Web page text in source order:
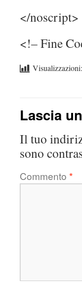
</noscript>
<!– Fine
Visualizzazioni:
Lascia
Il tuo
sono
Commento *